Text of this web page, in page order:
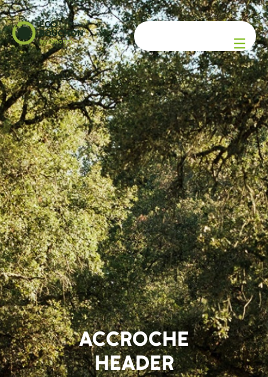
ACCROCHE
HEADER